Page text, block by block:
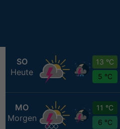
SO
Heute
13 °C
5 °C
MO
Morgen
11 °C
6 °C